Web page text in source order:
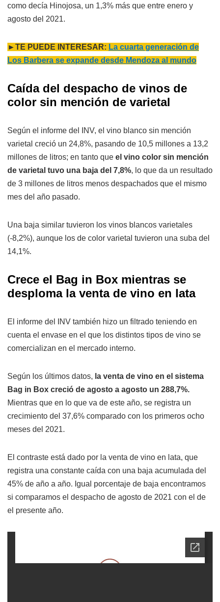
como decía Hinojosa, un 1,3% más que entre enero y
agosto del 2021.
►TE PUEDE INTERESAR: La cuarta generación de
Los Barbera se expande desde Mendoza al mundo
Caída del despacho de vinos de
color sin mención de varietal
Según el informe del INV, el vino blanco sin mención
varietal creció un 24,8%, pasando de 10,5 millones a 13,2
millones de litros; en tanto que el vino color sin mención
de varietal tuvo una baja del 7,8%, lo que da un resultado
de 3 millones de litros menos despachados que el mismo
mes del año pasado.
Una baja similar tuvieron los vinos blancos varietales
(-8,2%), aunque los de color varietal tuvieron una suba del
14,1%.
Crece el Bag in Box mientras se
desploma la venta de vino en lata
El informe del INV también hizo un filtrado teniendo en
cuenta el envase en el que los distintos tipos de vino se
comercializan en el mercado interno.
Según los últimos datos, la venta de vino en el sistema
Bag in Box creció de agosto a agosto un 288,7%.
Mientras que en lo que va de este año, se registra un
crecimiento del 37,6% comparado con los primeros ocho
meses del 2021.
El contraste está dado por la venta de vino en lata, que
registra una constante caída con una baja acumulada del
45% de año a año. Igual porcentaje de baja encontramos
si comparamos el despacho de agosto de 2021 con el de
el presente año.